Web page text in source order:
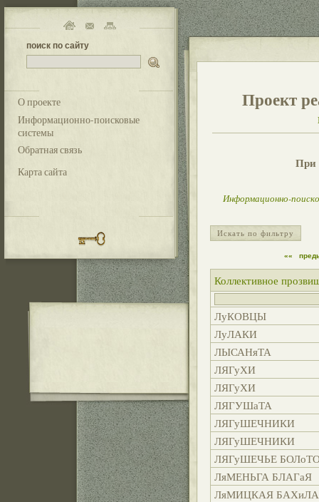
поиск по сайту
О проекте
Информационно-поисковые
системы
Обратная связь
Карта сайта
Проект
При
Информационно-
Искать по фильтру
««
Коллективное
ЛуКОВЦЫ
ЛуЛАКИ
ЛЫСАНяТА
ЛЯГуХИ
ЛЯГуХИ
ЛЯГУШаТА
ЛЯГуШЕЧНИКИ
ЛЯГуШЕЧНИКИ
ЛЯГуШЕЧЬЕ
ЛяМЕНЬГА БЛАГаЯ
ЛяМИЦКАЯ БАХиЛА